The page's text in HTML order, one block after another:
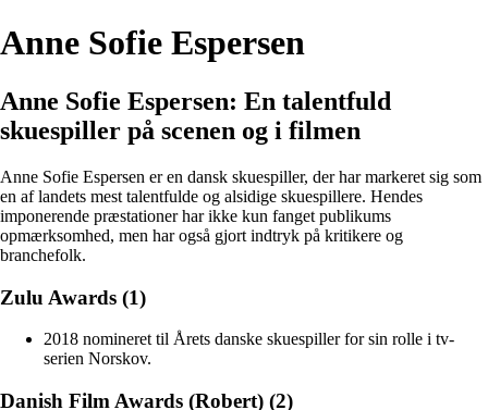
Anne Sofie Espersen
Anne Sofie Espersen: En talentfuld
skuespiller på scenen og i filmen
Anne Sofie Espersen er en dansk skuespiller, der har markeret sig som
en af landets mest talentfulde og alsidige skuespillere. Hendes
imponerende præstationer har ikke kun fanget publikums
opmærksomhed, men har også gjort indtryk på kritikere og
branchefolk.
Zulu Awards (1)
2018 nomineret til Årets danske skuespiller for sin rolle i tv-
serien Norskov.
Danish Film Awards (Robert) (2)